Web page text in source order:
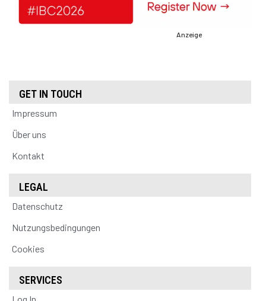
Anzeige
GET IN TOUCH
Impressum
Über uns
Kontakt
LEGAL
Datenschutz
Nutzungsbedingungen
Cookies
SERVICES
Log In